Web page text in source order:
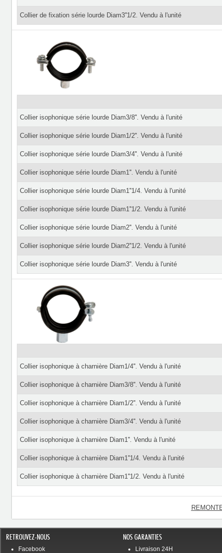
Collier de fixation série lourde Diam3''1/2. Vendu à l'unité
Collier isophonique série lourde Diam3/8''. Vendu à l'unité
Collier isophonique série lourde Diam1/2''. Vendu à l'unité
Collier isophonique série lourde Diam3/4''. Vendu à l'unité
Collier isophonique série lourde Diam1''. Vendu à l'unité
Collier isophonique série lourde Diam1''1/4. Vendu à l'unité
Collier isophonique série lourde Diam1''1/2. Vendu à l'unité
Collier isophonique série lourde Diam2''. Vendu à l'unité
Collier isophonique série lourde Diam2''1/2. Vendu à l'unité
Collier isophonique série lourde Diam3''. Vendu à l'unité
Collier isophonique à charnière Diam1/4''. Vendu à l'unité
Collier isophonique à charnière Diam3/8''. Vendu à l'unité
Collier isophonique à charnière Diam1/2''. Vendu à l'unité
Collier isophonique à charnière Diam3/4''. Vendu à l'unité
Collier isophonique à charnière Diam1''. Vendu à l'unité
Collier isophonique à charnière Diam1''1/4. Vendu à l'unité
Collier isophonique à charnière Diam1''1/2. Vendu à l'unité
RETROUVEZ-NOUS
Facebook
NOS GARANTIES
Livraison 24H